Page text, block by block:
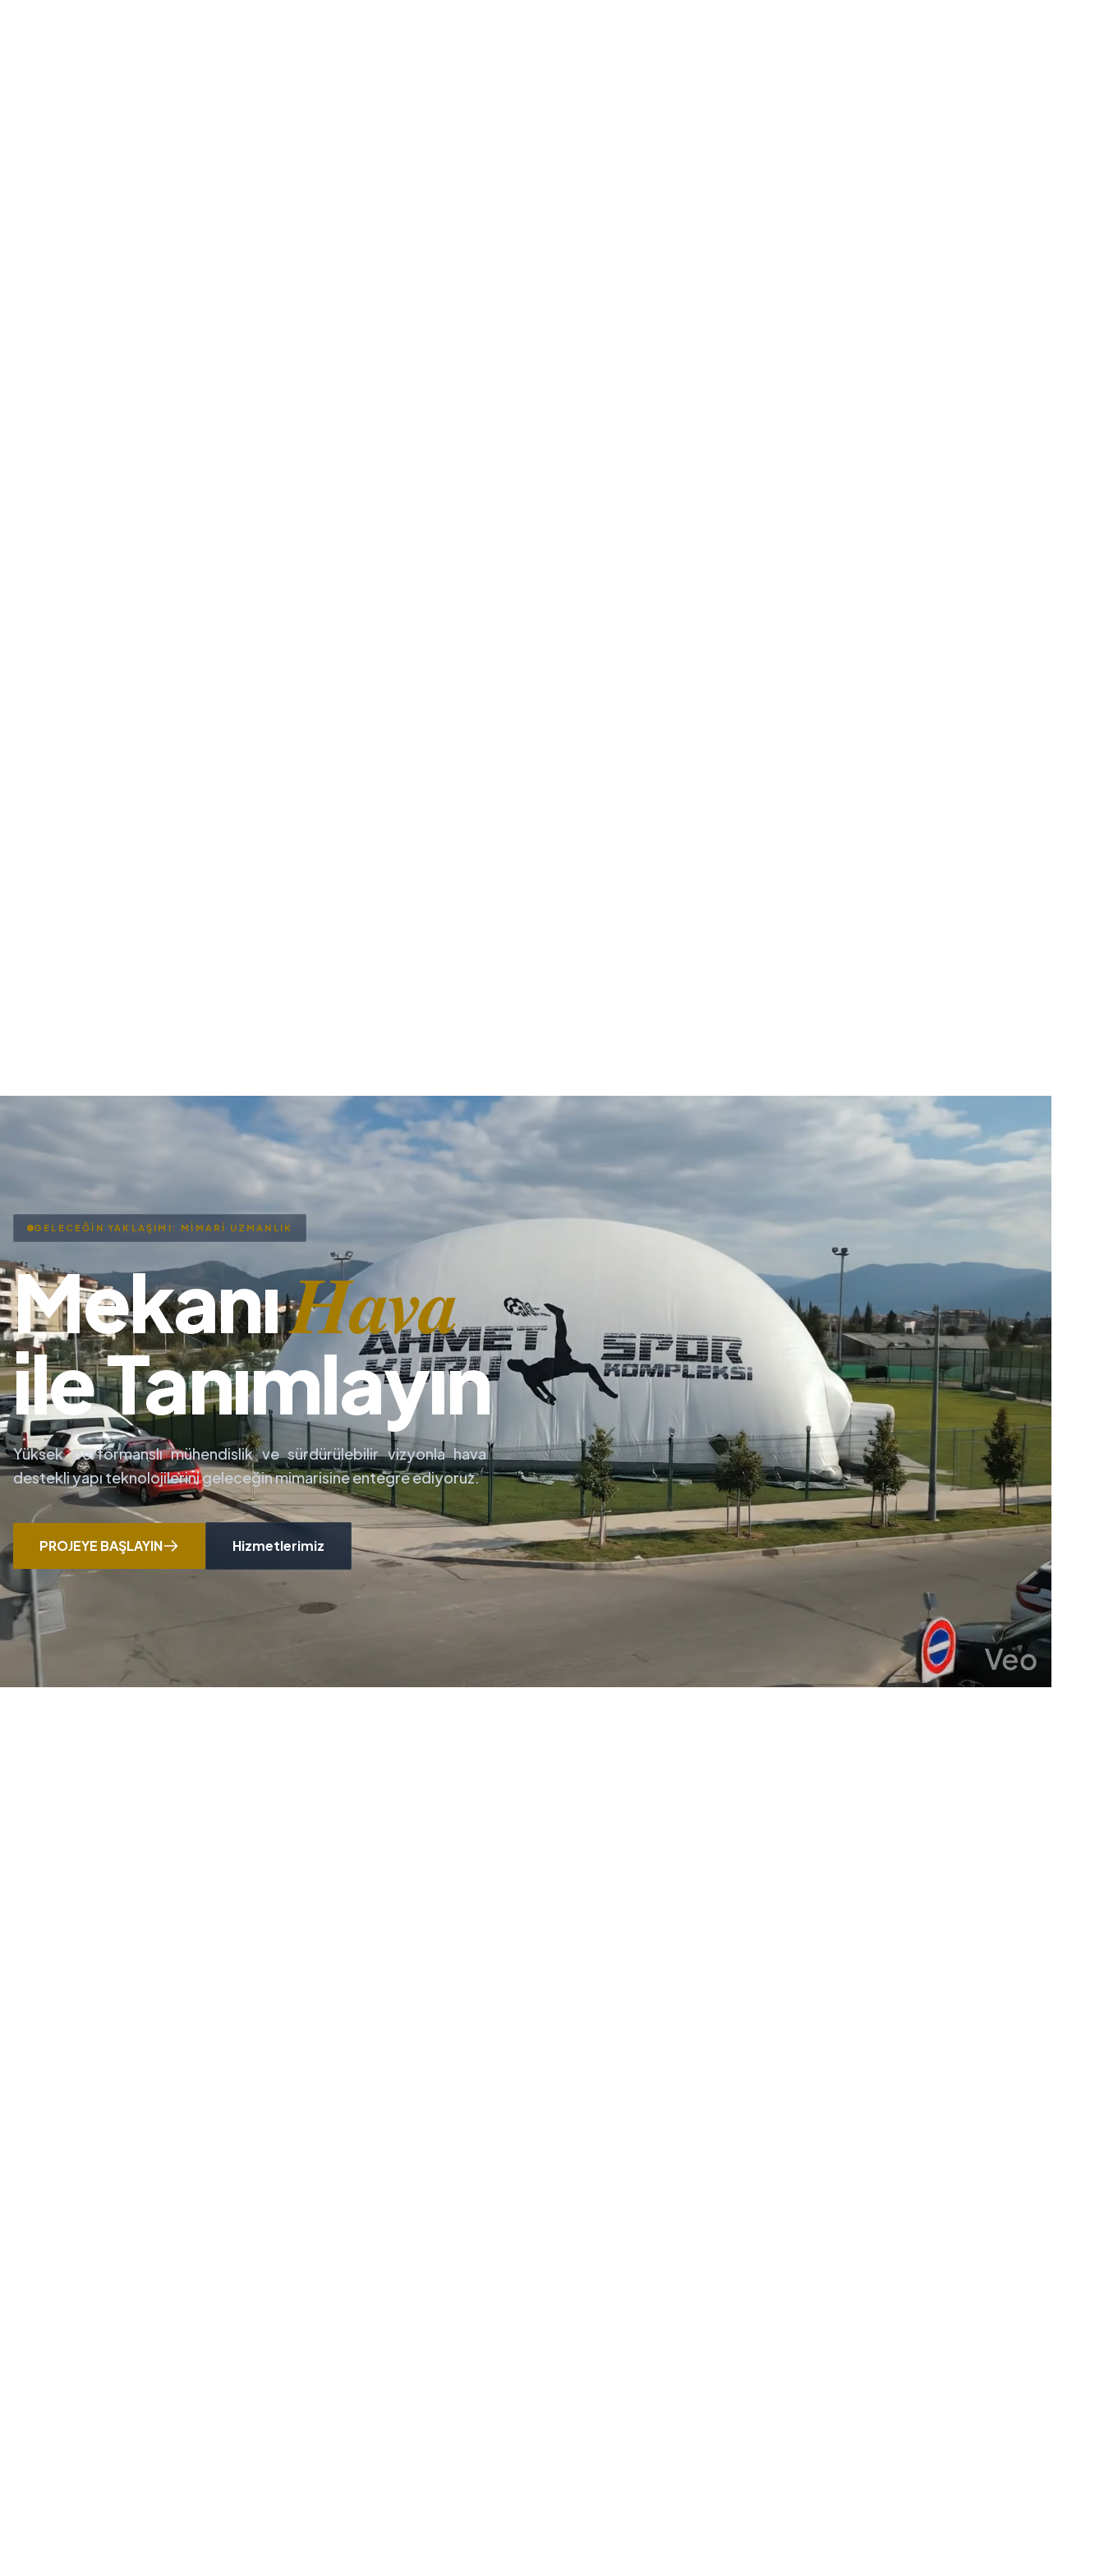
GELECEĞİN YAKLAŞIMI: MİMARİ UZMANLIK
MekanıHava
ile Tanımlayın
Yüksek performanslı mühendislik ve sürdürülebilir vizyonla hava
destekli yapı teknolojilerini geleceğin mimarisine entegre ediyoruz.
PROJEYE BAŞLAYIN Hizmetlerimiz